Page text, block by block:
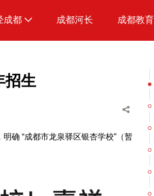
成都 成都河长 成都教育
招生
确 “成都市龙泉驿区银杏学校”（暂